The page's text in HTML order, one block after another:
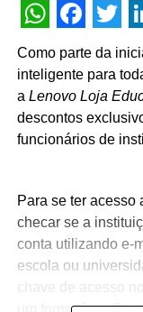
Como parte da
inteligente para
a Lenovo Loja
descontos
funcionários de
Para se ter acesso
checar se a
conta utilizando e-
escola ou